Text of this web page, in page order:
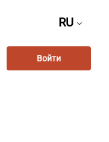
RU
Войти